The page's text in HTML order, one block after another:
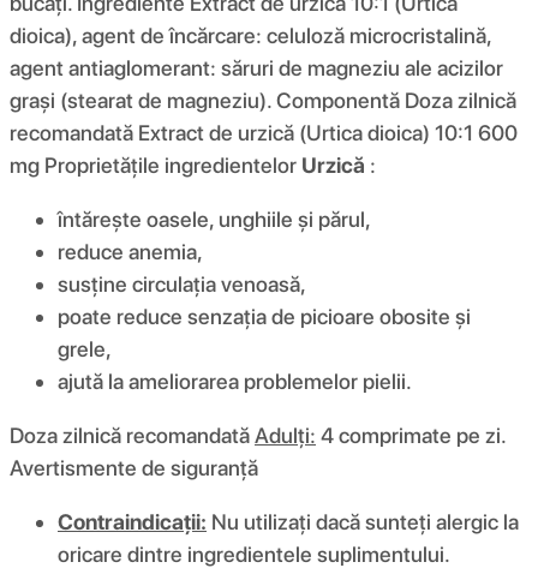
dioica), agent de încărcare: celuloză microcristalină,
agent antiaglomerant: săruri de magneziu ale acizilor
grași (stearat de magneziu). Componentă Doza zilnică
recomandată Extract de urzică (Urtica dioica) 10:1 600
mg Proprietățile ingredientelor Urzică :
întărește oasele, unghiile și părul,
reduce anemia,
susține circulația venoasă,
poate reduce senzația de picioare obosite și
grele,
ajută la ameliorarea problemelor pielii.
Doza zilnică recomandatăAdulți: 4 comprimate pe zi.
Avertismente de siguranță
Contraindicații: Nu utilizați dacă sunteți alergic la
oricare dintre ingredientele suplimentului.